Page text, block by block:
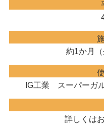
約1か月（
IG工業 スーパーガ
詳しくは